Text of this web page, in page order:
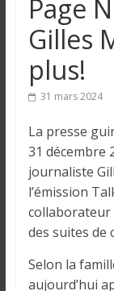
n
g
u
e
Page
Gilles
plus!
31 mars 2024
La presse
31 décembre
journaliste
l’émission
collaborateur
des suites de
Selon la
aujourd’hui